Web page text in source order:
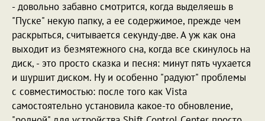
- довольно забавно смотрится, когда выделяешь в
"Пуске" некую папку, а ее содержимое, прежде чем
раскрыться, считывается секунду-две. А уж как она
выходит из безмятежного сна, когда все скинулось на
диск, - это просто сказка и песня: минут пять чухается
и шуршит диском. Ну и особенно "радуют" проблемы
с совместимостью: после того как Vista
самостоятельно установила какое-то обновление,